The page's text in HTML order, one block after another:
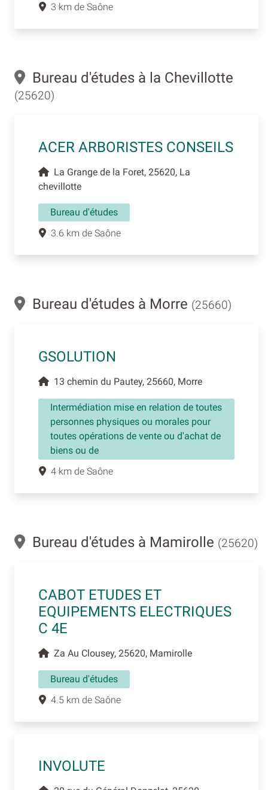
3 km de Saône
Bureau d'études à la Chevillotte
(25620)
ACER ARBORISTES CONSEILS
La Grange de la Foret, 25620, La
chevillotte
Bureau d'études
3.6 km de Saône
Bureau d'études à Morre (25660)
GSOLUTION
13 chemin du Pautey, 25660, Morre
Intermédiation mise en relation de toutes
personnes physiques ou morales pour
toutes opérations de vente ou d'achat de
biens ou de
4 km de Saône
Bureau d'études à Mamirolle (25620)
CABOT ETUDES ET
EQUIPEMENTS ELECTRIQUES
C 4E
Za Au Clousey, 25620, Mamirolle
Bureau d'études
4.5 km de Saône
INVOLUTE